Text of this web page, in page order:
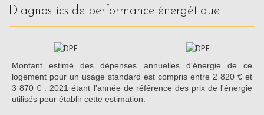
diagnostics de performance énergétique
Montant estimé des dépenses annuelles d'énergie de ce
logement pour un usage standard est compris entre 2 820 € et
3 870 € . 2021 étant l'année de référence des prix de l'énergie
utilisés pour établir cette estimation.